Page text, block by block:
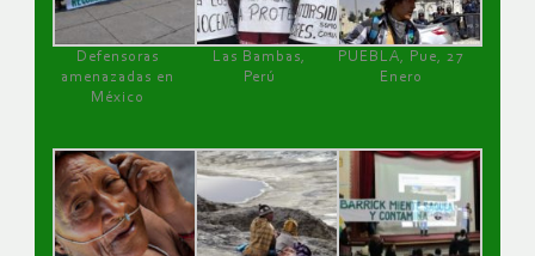
Defensoras
amenazadas en
México
Las Bambas,
Perú
PUEBLA, Pue, 27
Enero